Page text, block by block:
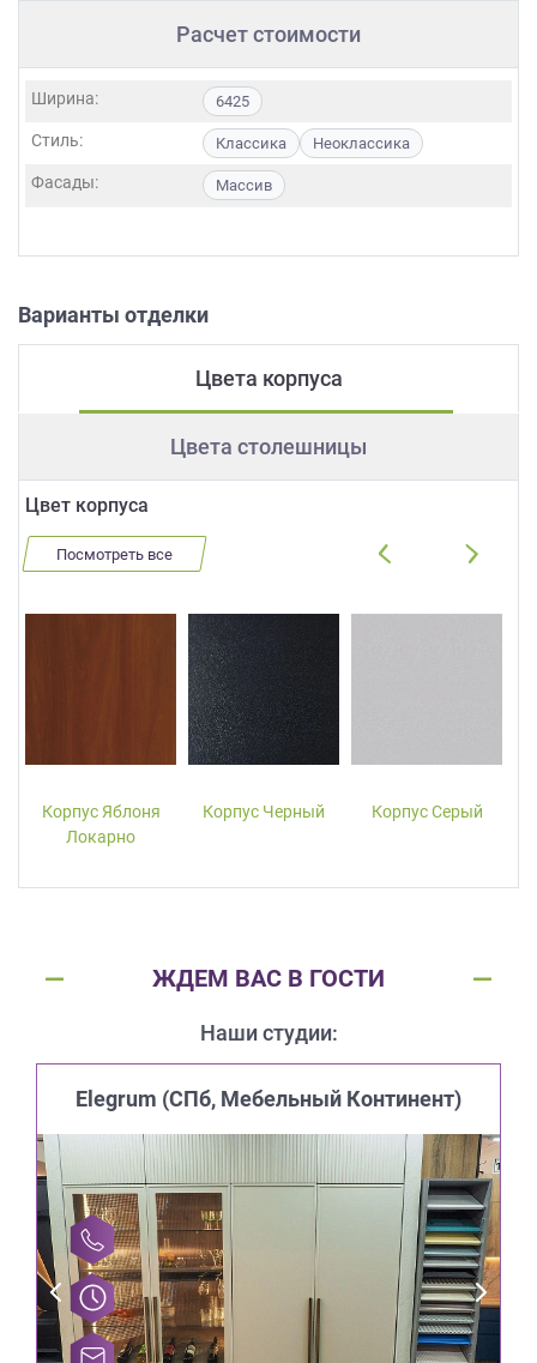
Расчет стоимости
Ширина: 6425
Стиль: Классика Неоклассика
Фасады: Массив
Варианты отделки
Цвета корпуса
Цвета столешницы
Цвет корпуса
Посмотреть все
Корпус Яблоня
Локарно
Корпус Черный Корпус Серый
ЖДЕМ ВАС В ГОСТИ
Наши студии:
Elegrum (CПб, Мебельный Континент)